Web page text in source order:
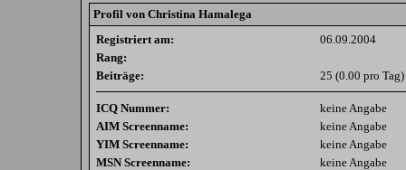
Profil von Christina Hamalega
Registriert am:
06.09.2004
Rang:
Beiträge:
25 (0.00 pro Tag)
ICQ Nummer:
keine Angabe
AIM Screenname:
keine Angabe
YIM Screenname:
keine Angabe
MSN Screenname:
keine Angabe